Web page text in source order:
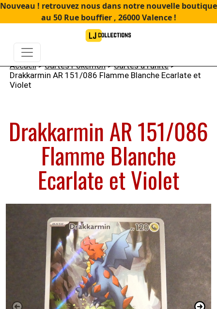
Nouveau ! retrouvez nous dans notre nouvelle boutique
au 50 Rue bouffier , 26000 Valence !
Accueil>Cartes Pokémon>Cartes à l'unité>
Drakkarmin AR 151/086 Flamme Blanche Ecarlate et
Violet
Drakkarmin AR 151/086
Flamme Blanche
Ecarlate et Violet